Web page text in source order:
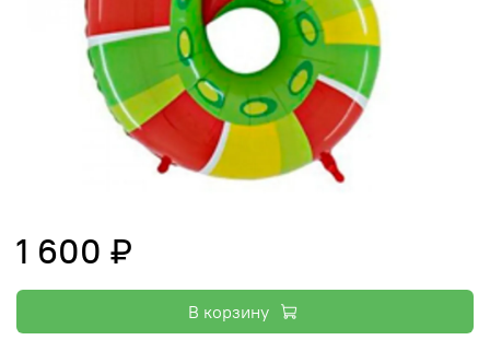
1 600 ₽
В корзину